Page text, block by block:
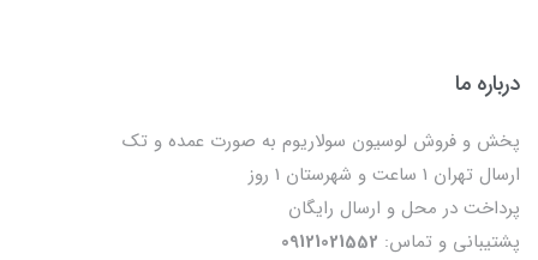
درباره ما
پخش و فروش لوسیون سولاریوم به صورت عمده و تک
ارسال تهران 1 ساعت و شهرستان 1 روز
پرداخت در محل و ارسال رایگان
پشتیبانی و تماس: 09121021552